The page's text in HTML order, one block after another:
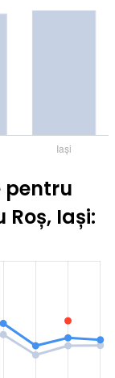
pentru
Iași: